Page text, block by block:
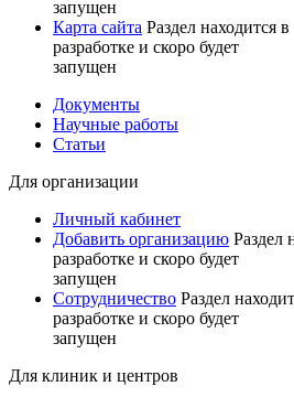
запущен
Карта сайта Раздел находится в
разработке и скоро будет
запущен
Документы
Научные работы
Статьи
Для организации
Личный кабинет
Добавить организацию Раздел
разработке и скоро будет
запущен
Сотрудничество Раздел
разработке и скоро будет
запущен
Для клиник и центров